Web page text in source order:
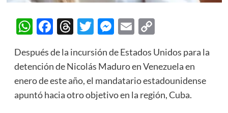
WhatsApp
Facebook
Threads
Twitter
Messenger
EmailCopy
Después de la incursión de Estados Unidos para la
detención de Nicolás Maduro en Venezuela en
enero de este año, el mandatario estadounidense
apuntó hacia otro objetivo en la región, Cuba.